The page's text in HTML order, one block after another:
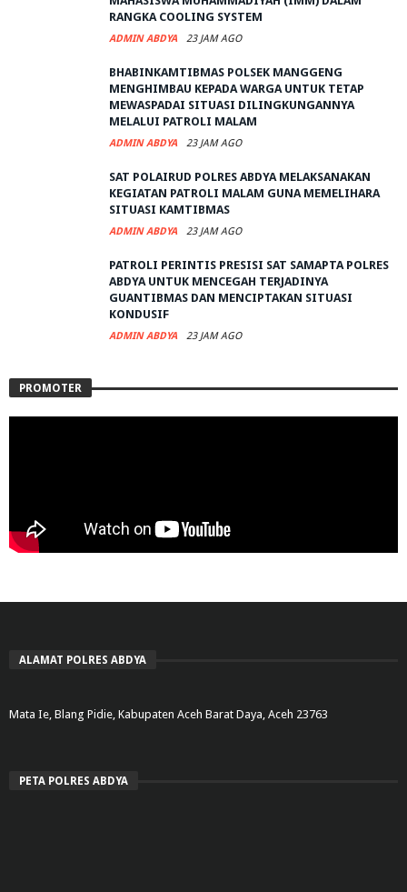
RANGKA COOLING SYSTEM
ADMIN ABDYA 23 JAM AGO
BHABINKAMTIBMAS POLSEK MANGGENG
MENGHIMBAU KEPADA WARGA UNTUK TETAP
MEWASPADAI SITUASI DILINGKUNGANNYA
MELALUI PATROLI MALAM
ADMIN ABDYA 23 JAM AGO
SAT POLAIRUD POLRES ABDYA MELAKSANAKAN
KEGIATAN PATROLI MALAM GUNA MEMELIHARA
SITUASI KAMTIBMAS
ADMIN ABDYA 23 JAM AGO
PATROLI PERINTIS PRESISI SAT SAMAPTA POLRES
ABDYA UNTUK MENCEGAH TERJADINYA
GUANTIBMAS DAN MENCIPTAKAN SITUASI
KONDUSIF
ADMIN ABDYA 23 JAM AGO
PROMOTER
ALAMAT POLRES ABDYA
Mata Ie, Blang Pidie, Kabupaten Aceh Barat Daya, Aceh 23763
PETA POLRES ABDYA